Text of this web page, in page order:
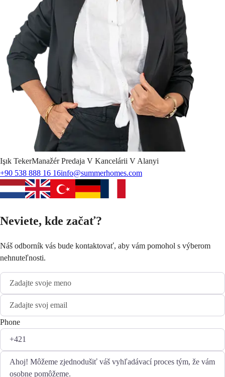
Işık TekerManažér Predaja V Kancelárii V Alanyi
+90 538 888 16 16info@summerhomes.com
Neviete, kde začať?
Náš odborník vás bude kontaktovať, aby vám pomohol s výberom
nehnuteľnosti.
Phone